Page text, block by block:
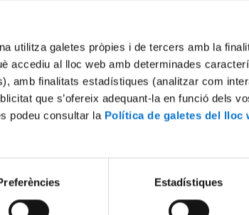
utilitza galetes pròpies i de tercers amb la
accediu al lloc web amb determinades
amb finalitats estadístiques (analitzar com
que s’ofereix adequant-la en funció dels
podeu consultar la Política de galetes del lloc
Estadístiques